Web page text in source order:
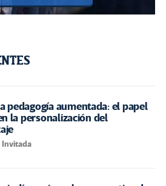
pedagogía aumentada: el papel
la personalización del
Invitada